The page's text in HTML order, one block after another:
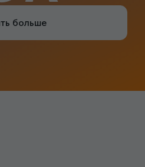
больше